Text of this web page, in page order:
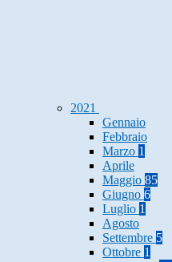
2021
Gennaio
Febbraio
Marzo 1
Aprile
Maggio 85
Giugno 6
Luglio 1
Agosto
Settembre 5
Ottobre 1